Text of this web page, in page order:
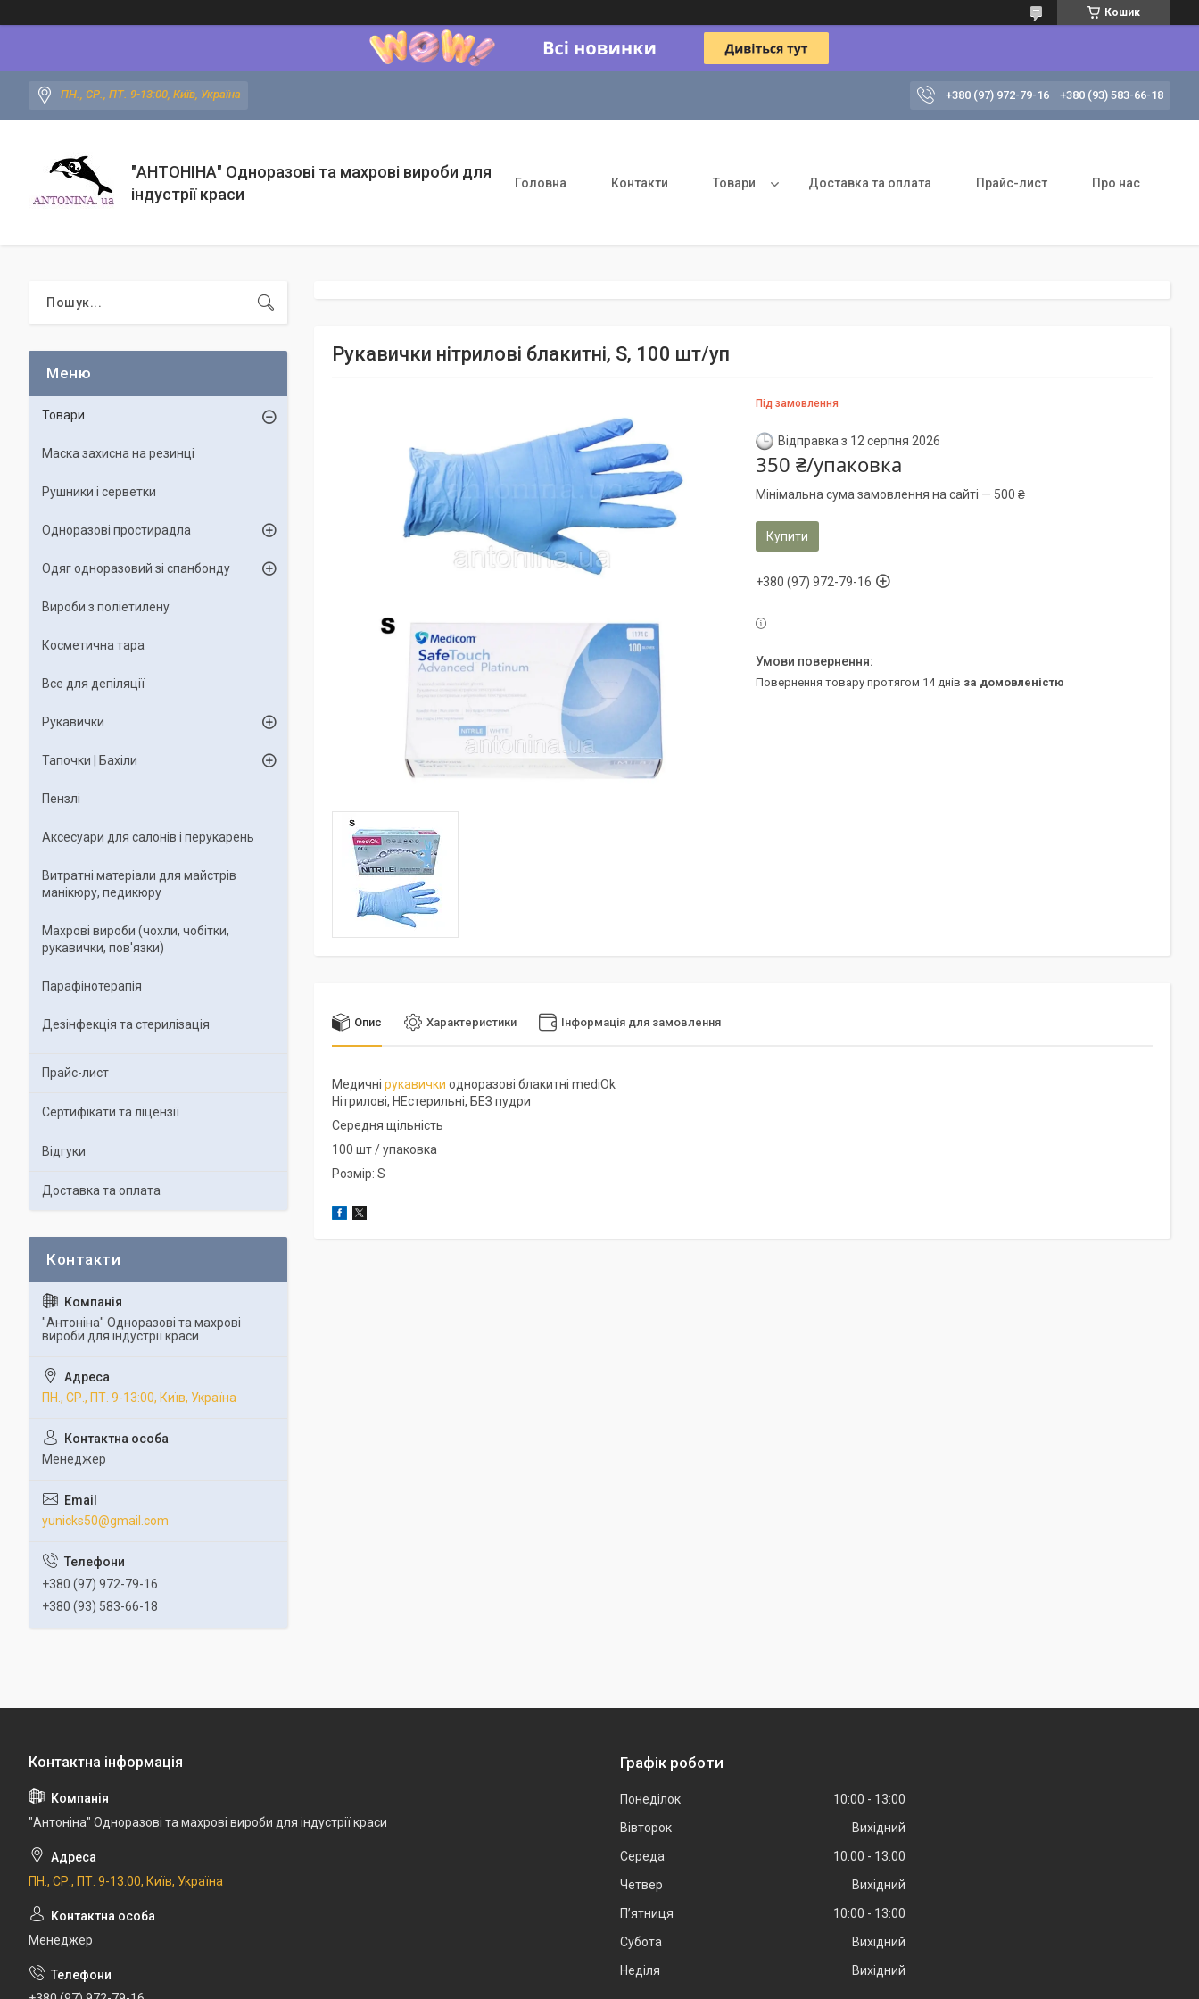
Кошик
ПН., СР., ПТ. 9-13:00, Київ, Україна +380 (97) 972-79-16 +380 (93) 583-66-18
"АНТОНІНА" Одноразові та махрові вироби для
індустрії краси
Головна Контакти Товари Доставка та оплата Прайс-лист Про нас
Рукавички нітрилові блакитні, S, 100 шт/уп
Під замовлення
Відправка з 12 серпня 2026
350 ₴/упаковка
Мінімальна сума замовлення на сайті — 500 ₴
Купити
+380 (97) 972-79-16
повернення товару протягом 14 днів за домовленістю
Опис Характеристики Інформація для замовлення
Медичні рукавички одноразові блакитні mediOk
Нітрилові, НЕстерильні, БЕЗ пудри
Середня щільність
100 шт / упаковка
Розмір: S
Товари
Маска захисна на резинці
Рушники і серветки
Одноразові простирадла
Одяг одноразовий зі спанбонду
Вироби з поліетилену
Косметична тара
Все для депіляції
Рукавички
Тапочки | Бахіли
Пензлі
Аксесуари для салонів і перукарень
Витратні матеріали для майстрів
манікюру, педикюру
Махрові вироби (чохли, чобітки,
рукавички, пов'язки)
Парафінотерапія
Дезінфекція та стерилізація
Прайс-лист
Сертифікати та ліцензії
Відгуки
Доставка та оплата
"Антоніна" Одноразові та махрові
вироби для індустрії краси
ПН., СР., ПТ. 9-13:00, Київ, Україна
Менеджер
yunicks50@gmail.com
+380 (97) 972-79-16
+380 (93) 583-66-18
"Антоніна" Одноразові та махрові вироби для індустрії краси
ПН., СР., ПТ. 9-13:00, Київ, Україна
Менеджер
Графік роботи
Понеділок 10:00
13:00
Вівторок
Вихідний
Середа
10:00
13:00
Четвер
Вихідний
Пʼятниця
10:00
13:00
Субота
Вихідний
Неділя
Вихідний